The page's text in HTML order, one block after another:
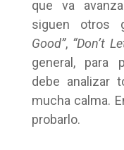
que va
siguen otros
Good”, “Don’t
general, para
debe analizar
mucha calma.
probarlo.